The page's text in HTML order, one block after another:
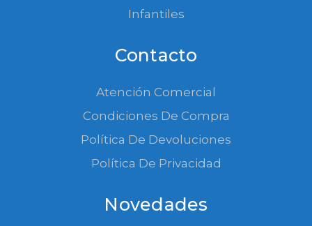
Infantiles
Contacto
Atención Comercial
Condiciones De Compra
Política De Devoluciones
Política De Privacidad
Novedades